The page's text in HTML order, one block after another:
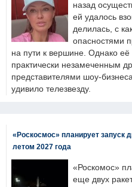
назад
ей удалось
делилась, с
опасностями
на пути к вершине. Однако её
практически незамеченным
представителями шоу-
удивило телезвезду.
«Роскосмос» планирует запуск
летом 2027 года
«Роскомос»
еще двух